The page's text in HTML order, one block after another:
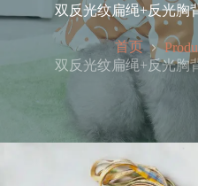
双反光纹扁绳+反光胸
首页
双反光纹扁绳+反光胸